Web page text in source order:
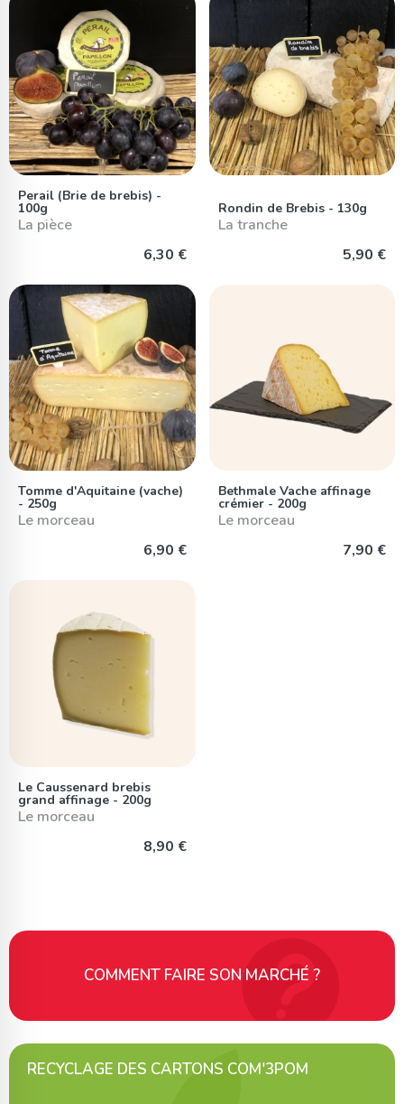
Perail (Brie de brebis) -
100g
La pièce
6,30 €
Rondin de Brebis - 130g
La tranche
5,90 €
Tomme d'Aquitaine (vache)
- 250g
Le morceau
6,90 €
Bethmale Vache affinage
crémier - 200g
Le morceau
7,90 €
Le Caussenard brebis
grand affinage - 200g
Le morceau
8,90 €
COMMENT FAIRE SON MARCHÉ ?
RECYCLAGE DES CARTONS COM'3POM